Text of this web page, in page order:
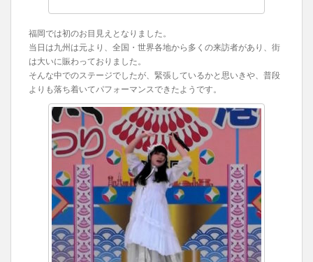
福岡では初のお目見えとなりました。
当日は九州は元より、全国・世界各地から多くの来訪者があり、街
は大いに賑わっておりました。
そんな中でのステージでしたが、緊張しているかと思いきや、普段
よりも落ち着いてパフォーマンスできたようです。